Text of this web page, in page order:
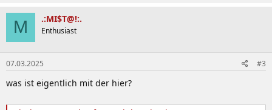
M .:MI$T@!:.
Enthusiast
07.03.2025 #3
was ist eigentlich mit der hier?